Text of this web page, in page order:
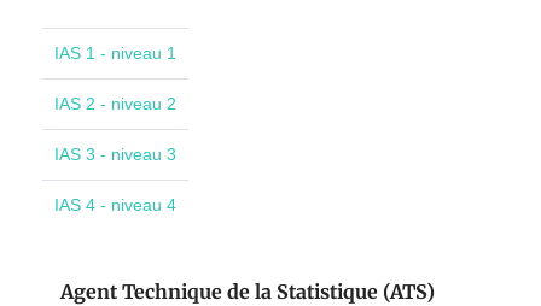
IAS 1 - niveau 1
IAS 2 - niveau 2
IAS 3 - niveau 3
IAS 4 - niveau 4
Agent Technique de la Statistique (ATS)